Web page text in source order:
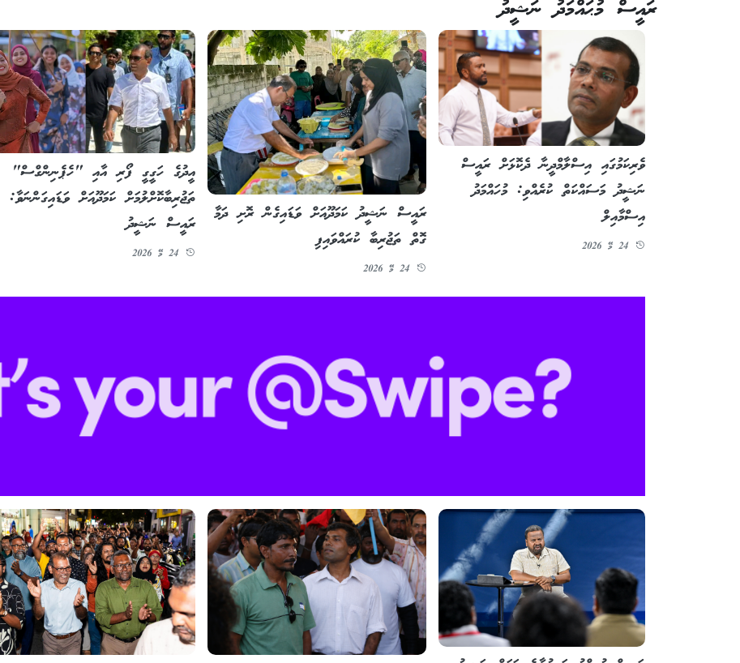
ރައީސް މުޙައްމަދު ނަޝީދު
ވެރިކަމުގައި އިސްލާމްދީނާ ދެކޮޅަށް ރައީސް
ނަޝީދު މަސައްކަތް ކުރެއްވި: މުހައްމަދު
އިސްމާއިލް
24 މޭ 2026
ރައީސް ނަޝީދު ކަމަދޫއަށް ވަޑައިގެން ރޮށި ދަމާ
ގޮތް ތަޖުރިބާ ކުރައްވައިފި
24 މޭ 2026
އީދުގެ ހަގީގީ ފޯރި އާއި "ހެޕެނިންގްސް"
ތަޖުރިބާކޮށްލުމަށް ކަމަދޫއަށް ވަޑައިގަންނަވާ:
ރައީސް ނަޝީދު
24 މޭ 2026